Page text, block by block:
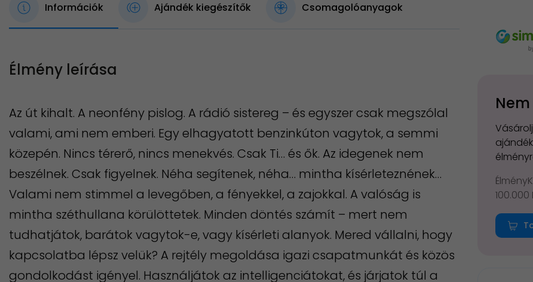
Információk Ajándék kiegészítők Csomagolóanyagok
Élmény leírása
Az út kihalt. A neonfény pislog. A rádió sistereg – és egyszer csak megszólal
valami, ami nem emberi. Egy elhagyatott benzinkúton vagytok, a semmi
közepén. Nincs térerő, nincs menekvés. Csak Ti… és ők. Az idegenek nem
beszélnek. Csak figyelnek. Néha segítenek, néha… mintha kísérleteznének…
Valami nem stimmel a levegőben, a fényekkel, a zajokkal. A valóság is
mintha széthullana körülöttetek. Minden döntés számít – mert nem
tudhatjátok, barátok vagytok-e, vagy kísérleti alanyok. Mered vállalni, hogy
kapcsolatba lépsz velük? A rejtély megoldása igazi csapatmunkát és közös
gondolkodást igényel. Használjátok az intelligenciátokat, és járjatok túl a